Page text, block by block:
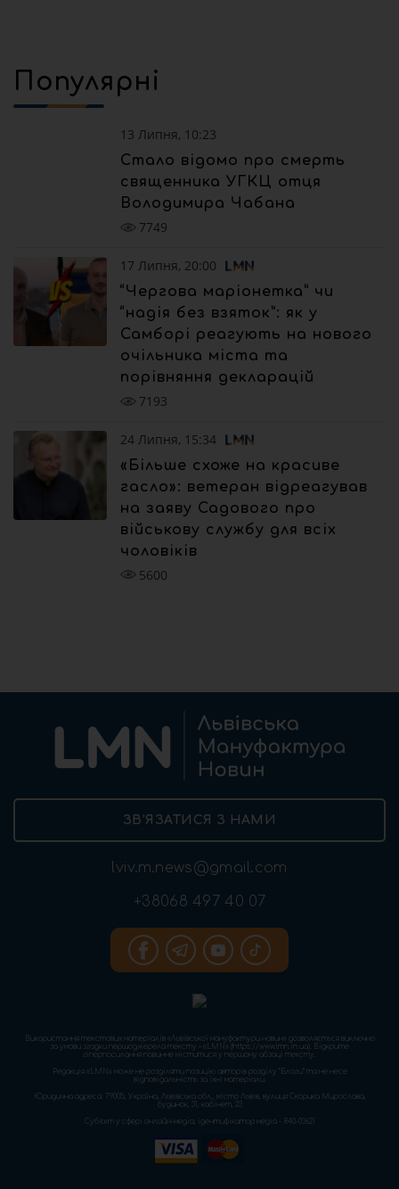
Популярні
13 Липня, 10:23
Стало відомо про смерть
священника УГКЦ отця
Володимира Чабана
7749
17 Липня, 20:00
“Чергова маріонетка” чи
“надія без взяток”: як у
Самборі реагують на нового
очільника міста та
порівняння декларацій
7193
24 Липня, 15:34
«Більше схоже на красиве
гасло»: ветеран відреагував
на заяву Садового про
військову службу для всіх
чоловіків
5600
ЗВ’ЯЗАТИСЯ З НАМИ
lviv.m.news@gmail.com
+38068 497 40 07
Використання текстових матеріалів «Львівської мануфактури новин» дозволяється виключно
за умови згадки першоджерела тексту – «LMN» (https://www.lmn.in.ua). Відкрите
гіперпосилання повинне міститися у першому абзаці тексту.
Редакція «LMN» може не розділяти позицію авторів розділу “Блоги” та не несе
відповідальність за їхні матеріали.
Юридична адреса: 79005, Україна, Львівська обл., місто Львів, вулиця Скорика Мирослава,
будинок, 31, кабінет, 23
Cуб'єкт у сфері онлайн-медіа; ідентифікатор медіа - R40-03621